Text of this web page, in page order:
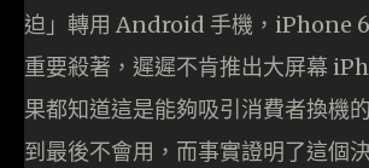
迫」轉用 Android 手機，iPhone
重要殺著，遲遲不肯推出大屏幕
果都知道這是能夠吸引消費者換機
到最後不會用，而事實證明了這個